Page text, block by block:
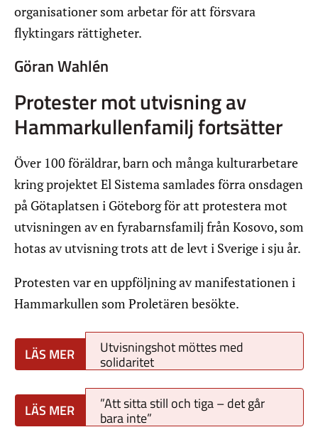
organisationer som arbetar för att försvara
flyktingars rättigheter.
Göran Wahlén
Protester mot utvisning av
Hammarkullenfamilj fortsätter
Över 100 föräldrar, barn och många kulturarbetare
kring projektet El Sistema samlades förra onsdagen
på Götaplatsen i Göteborg för att protestera mot
utvisningen av en fyrabarnsfamilj från Kosovo, som
hotas av utvisning trots att de levt i Sverige i sju år.
Protesten var en uppföljning av manifestationen i
Hammarkullen som Proletären besökte.
Utvisningshot möttes med
solidaritet
”Att sitta still och tiga – det går
bara inte”